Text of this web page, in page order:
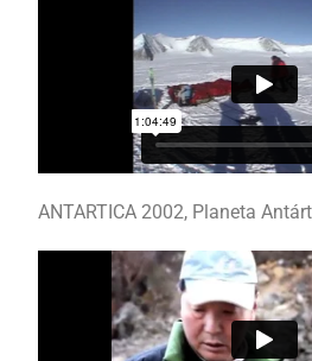
ANTARTICA 2002, Planeta